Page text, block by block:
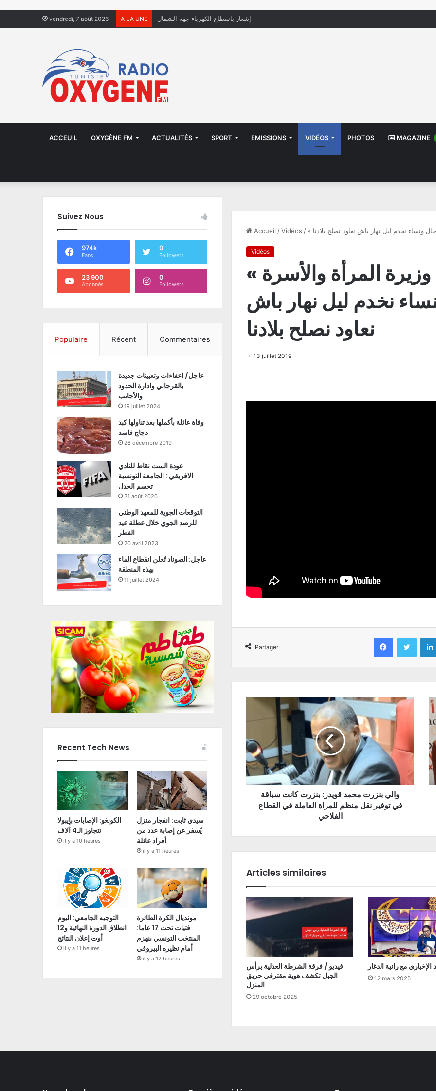
vendredi, 7 août 2026 A LA UNE منظّمة تدعو السلطات إلى التدخل بعد تداول صور أطفال يعيشون في الشوارع
ACCEUIL OXYGÈNE FM ACTUALITÉS SPORT EMISSIONS VIDÉOS PHOTOS MAGAZINE
Accueil /Vidéos / ونساء نخدم ليل نهار باش نعاود نصلح بلادنا
Vidéos
« نزيهة العبيدي وزيرة المرأة والأسرة
نخدم ليل نهار باش
نعاود نصلح بلادنا
13 juillet 2019
Partager
Facebook Twitter
والي بنزرت محمد قويدر: بنزرت كانت سباقة
في توفير نقل منظم للمراة العاملة في القطاع
الفلاحي
Articles similaires
فيديو / فرقة الشرطة العدلية برأس
الجبل تكشف هوية مقترفي حريق
المنزل
29 octobre 2025
12 mars 2025
Suivez Nous
974k
Fans
0
Followers
23 900
Abonnés
0
Followers
Populaire Récent Commentaires
عاجل/ اعفاءات وتعيينات جديدة
بالقرجاني وادارة الحدود
والأجانب
19 juillet 2024
وفاة عائلة بأكملها بعد تناولها كبد
دجاج فاسد
28 décembre 2019
عودة الست نقاط للنادي
الافريقي : الجامعة التونسية
تحسم الجدل
31 août 2020
التوقعات الجوية للمعهد الوطني
للرصد الجوي خلال عطلة عيد
الفطر
20 avril 2023
عاجل: الصوناد تُعلن انقطاع الماء
بهذه المنطقة
11 juillet 2024
Recent Tech News
الكونغو: الإصابات بإيبولا
تتجاوز الـ4 آلاف
il y a 10 heures
سيدي ثابت: انفجار منزل
يُسفر عن إصابة عدد من
أفراد عائلة
il y a 11 heures
التوجيه الجامعي: اليوم
انطلاق الدورة النهائية و12
أوت إعلان النتائج
il y a 11 heures
مونديال الكرة الطائرة
فتيات تحت 17 عاما:
المنتخب التونسي ينهزم
أمام نظيره البيروفي
il y a 12 heures